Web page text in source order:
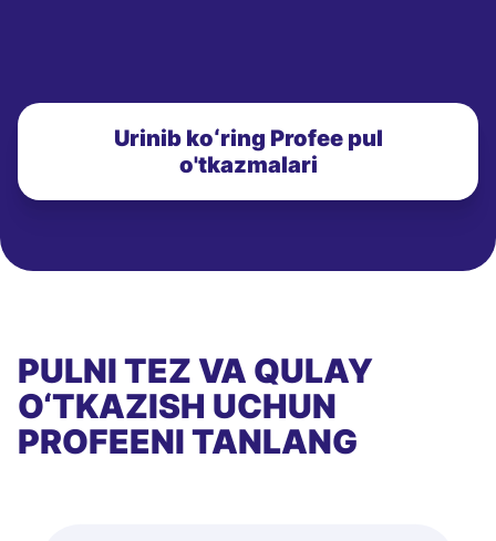
Urinib koʻring Profee pul
o'tkazmalari
PULNI TEZ VA QULAY
O‘TKAZISH UCHUN
PROFEENI TANLANG